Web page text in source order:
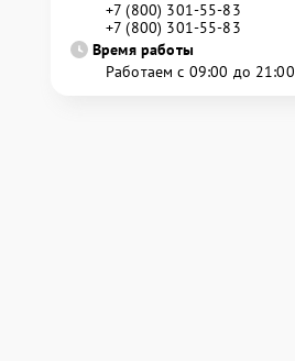
+7 (800) 301-55-83
+7 (800) 301-55-83
Время работы
Работаем с 09:00 до 21:00